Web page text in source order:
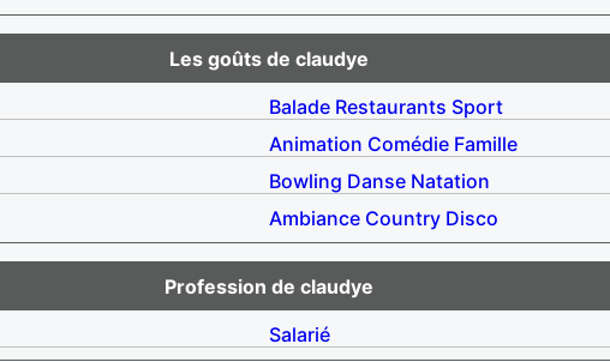
Les goûts de claudye
Balade Restaurants Sport
Animation Comédie Famille
Bowling Danse Natation
Ambiance Country Disco
Profession de claudye
Salarié